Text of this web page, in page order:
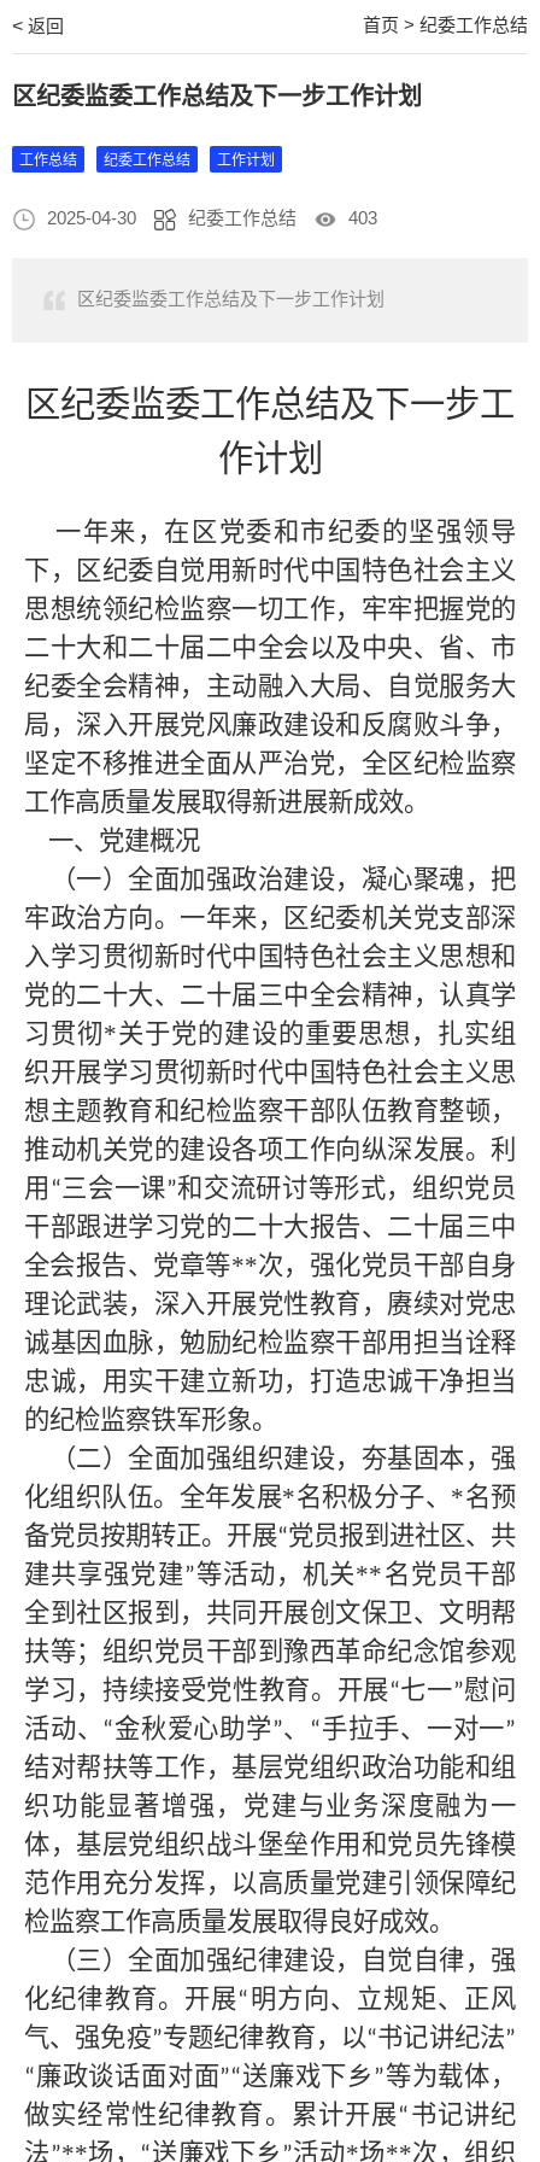
< 返回 首页 > 纪委工作总结
区纪委监委工作总结及下一步工作计划
工作总结 纪委工作总结 工作计划
2025-04-30 纪委工作总结 403
区纪委监委工作总结及下一步工作计划
区纪委监委工作总结及下一步工
作计划
一年来，在区党委和市纪委的坚强领导
下，区纪委自觉用新时代中国特色社会主义
思想统领纪检监察一切工作，牢牢把握党的
二十大和二十届二中全会以及中央、省、市
纪委全会精神，主动融入大局、自觉服务大
局，深入开展党风廉政建设和反腐败斗争，
坚定不移推进全面从严治党，全区纪检监察
工作高质量发展取得新进展新成效。
一、党建概况
（一）全面加强政治建设，凝心聚魂，把
牢政治方向。一年来，区纪委机关党支部深
入学习贯彻新时代中国特色社会主义思想和
党的二十大、二十届三中全会精神，认真学
习贯彻*关于党的建设的重要思想，扎实组
织开展学习贯彻新时代中国特色社会主义思
想主题教育和纪检监察干部队伍教育整顿，
推动机关党的建设各项工作向纵深发展。利
用 “三会一课”和交流研讨等形式，组织党员
干部跟进学习党的二十大报告、二十届三中
全会报告、党章等**次，强化党员干部自身
理论武装，深入开展党性教育，赓续对党忠
诚基因血脉，勉励纪检监察干部用担当诠释
忠诚，用实干建立新功，打造忠诚干净担当
的纪检监察铁军形象。
（二）全面加强组织建设，夯基固本，强
化组织队伍。全年发展*名积极分子、*名预
备党员按期转正。开展“党员报到进社区、共
建共享强党建”等活动，机关**名党员干部
全到社区报到，共同开展创文保卫、文明帮
扶等；组织党员干部到豫西革命纪念馆参观
学习，持续接受党性教育。开展“七一”慰问
活动、
“金秋爱心助学”、 “手拉手、一对一”
结对帮扶等工作，基层党组织政治功能和组
织功能显著增强，党建与业务深度融为一
体，基层党组织战斗堡垒作用和党员先锋模
范作用充分发挥，以高质量党建引领保障纪
检监察工作高质量发展取得良好成效。
（三）全面加强纪律建设，自觉自律，强
化纪律教育。开展“明方向、立规矩、正风
气、强免疫”专题纪律教育，以“书记讲纪法”
“廉政谈话面对面”“送廉戏下乡”等为载体，
做实经常性纪律教育。累计开展“书记讲纪
法”**场， “送廉戏下乡”活动*场**次，组织